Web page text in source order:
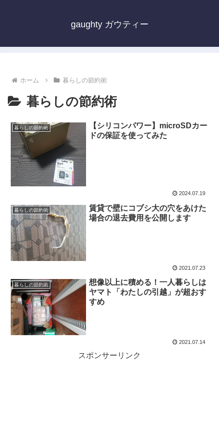
gaughty ガウティー
ホーム 暮らしの節約術
暮らしの節約術
暮らしの節約術
【シリコンパワー】microSDカー
ドの保証を使ってみた
2024.07.19
暮らしの節約術
賃貸で壁にコブシ大の穴をあけた
場合の退去費用を公開します
2021.07.23
暮らしの節約術
想像以上に積める！一人暮らしは
ヤマト「わたしの引越」が超おす
すめ
2021.07.14
スポンサーリンク